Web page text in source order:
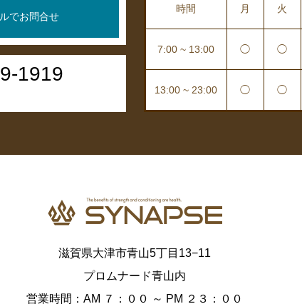
でお問合せ
1919
時間 月 火
7:00 ~ 13:00 ◯ ◯
13:00 ~ 23:00 ◯ ◯
滋賀県大津市青山5丁目13−11
プロムナード青山内
営業時間：AM ７：００ ～ PM ２３：００